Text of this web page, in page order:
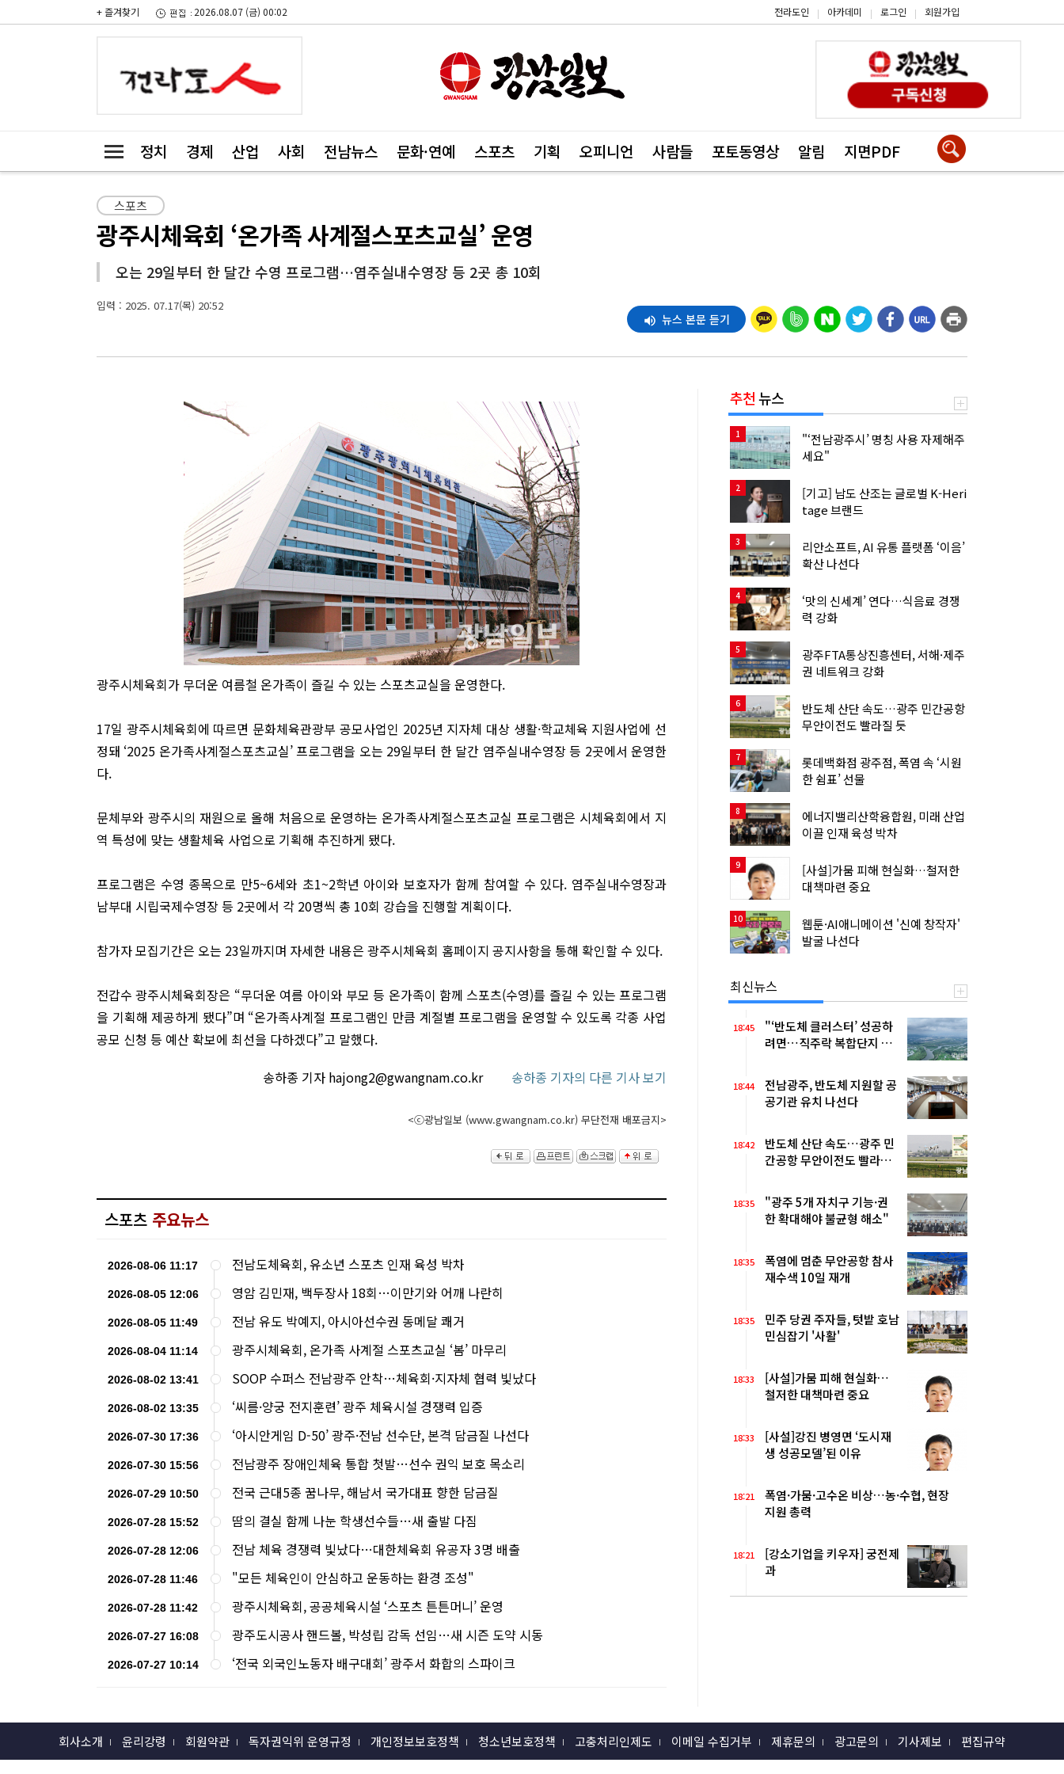
+ 즐겨찾기 2026.08.07 (금) 00:02 전라도인 | 아카데미 | 로그인 | 회원가입
정치 경제 산업 사회 전남뉴스 문화·연예 스포츠 기획 오피니언 사람들 포토동영상 알림 지면PDF
스포츠
광주시체육회 ‘온가족 사계절스포츠교실’ 운영
오는 29일부터 한 달간 수영 프로그램…염주실내수영장 등 2곳 총 10회
입력 : 2025. 07.17(목) 20:52
뉴스 본문 듣기
광주시체육회가 무더운 여름철 온가족이 즐길 수 있는 스포츠교실을 운영한다.
17일 광주시체육회에 따르면 문화체육관광부 공모사업인 2025년 지자체 대상 생활·학교체육 지원사업에 선
정돼 ‘2025 온가족사계절스포츠교실’ 프로그램을 오는 29일부터 한 달간 염주실내수영장 등 2곳에서 운영한
다.
문체부와 광주시의 재원으로 올해 처음으로 운영하는 온가족사계절스포츠교실 프로그램은 시체육회에서 지
역 특성에 맞는 생활체육 사업으로 기획해 추진하게 됐다.
프로그램은 수영 종목으로 만5~6세와 초1~2학년 아이와 보호자가 함께 참여할 수 있다. 염주실내수영장과
남부대 시립국제수영장 등 2곳에서 각 20명씩 총 10회 강습을 진행할 계획이다.
참가자 모집기간은 오는 23일까지며 자세한 내용은 광주시체육회 홈페이지 공지사항을 통해 확인할 수 있다.
전갑수 광주시체육회장은 “무더운 여름 아이와 부모 등 온가족이 함께 스포츠(수영)를 즐길 수 있는 프로그램
을 기획해 제공하게 됐다”며 “온가족사계절 프로그램인 만큼 계절별 프로그램을 운영할 수 있도록 각종 사업
공모 신청 등 예산 확보에 최선을 다하겠다”고 말했다.
송하종 기자 hajong2@gwangnam.co.kr
송하종 기자의 다른 기사 보기
<ⓒ광남일보 (www.gwangnam.co.kr) 무단전재 배포금지>
스포츠 주요뉴스
2026-08-06 11:17 전남도체육회, 유소년 스포츠 인재 육성 박차
2026-08-05 12:06 영암 김민재, 백두장사 18회…이만기와 어깨 나란히
2026-08-05 11:49 전남 유도 박예지, 아시아선수권 동메달 쾌거
2026-08-04 11:14 광주시체육회, 온가족 사계절 스포츠교실 ‘봄’ 마무리
2026-08-02 13:41 SOOP 수퍼스 전남광주 안착…체육회·지자체 협력 빛났다
2026-08-02 13:35 ‘씨름·양궁 전지훈련’ 광주 체육시설 경쟁력 입증
2026-07-30 17:36 ‘아시안게임 D-50’ 광주·전남 선수단, 본격 담금질 나선다
2026-07-30 15:56 전남광주 장애인체육 통합 첫발…선수 권익 보호 목소리
2026-07-29 10:50 전국 근대5종 꿈나무, 해남서 국가대표 향한 담금질
2026-07-28 15:52 땀의 결실 함께 나눈 학생선수들…새 출발 다짐
2026-07-28 12:06 전남 체육 경쟁력 빛났다…대한체육회 유공자 3명 배출
2026-07-28 11:46 "모든 체육인이 안심하고 운동하는 환경 조성"
2026-07-28 11:42 광주시체육회, 공공체육시설 ‘스포츠 튼튼머니’ 운영
2026-07-27 16:08 광주도시공사 핸드볼, 박성립 감독 선임…새 시즌 도약 시동
2026-07-27 10:14 ‘전국 외국인노동자 배구대회’ 광주서 화합의 스파이크
추천뉴스
1
"‘전남광주시’ 명칭 사용 자제해주
세요"
2
[기고] 남도 산조는 글로벌 K-Heri
tage 브랜드
3
리안소프트, AI 유통 플랫폼 ‘이음’
확산 나선다
4
‘맛의 신세계’ 연다…식음료 경쟁
력 강화
5
광주FTA통상진흥센터, 서해·제주
권 네트워크 강화
6
반도체 산단 속도…광주 민간공항
무안이전도 빨라질 듯
7
롯데백화점 광주점, 폭염 속 ‘시원
한 쉼표’ 선물
8
에너지밸리산학융합원, 미래 산업
이끌 인재 육성 박차
9
[사설]가뭄 피해 현실화…철저한
대책마련 중요
10
웹툰·AI애니메이션 '신예 창작자'
발굴 나선다
최신뉴스
18:45
"‘반도체 클러스터’ 성공하
려면…직주락 복합단지 구
18:44
전남광주, 반도체 지원할 공
공기관 유치 나선다
18:42
반도체 산단 속도…광주 민
간공항 무안이전도 빨라질
18:35
"광주 5개 자치구 기능·권
한 확대해야 불균형 해소"
18:35
폭염에 멈춘 무안공항 참사
재수색 10일 재개
18:35
민주 당권 주자들, 텃밭 호남
민심잡기 '사활'
18:33
[사설]가뭄 피해 현실화…
철저한 대책마련 중요
18:33
[사설]강진 병영면 ‘도시재
생 성공모델’된 이유
18:21
폭염·가뭄·고수온 비상…농·수협, 현장
지원 총력
18:21
[강소기업을 키우자] 궁전제
과
회사소개 윤리강령 회원약관 독자권익위 운영규정 개인정보보호정책 청소년보호정책 고충처리인제도 이메일 수집거부 제휴문의 광고문의 기사제보 편집규약